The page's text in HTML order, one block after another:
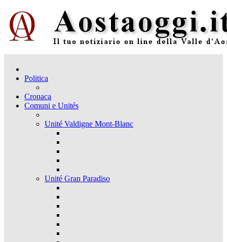
Politica
Cronaca
Comuni e Unités
Unité Valdigne Mont-Blanc
Unité Gran Paradiso